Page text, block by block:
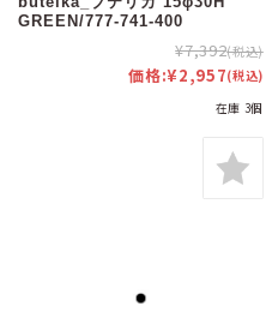
GREEN/777-741-400
¥7,392(税込)
価格:¥2,957(税込)
在庫 3個